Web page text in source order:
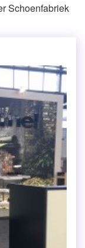
Schoenfabriek